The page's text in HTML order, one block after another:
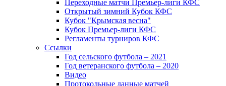
Переходные матчи Премьер-лиги КФС
Открытый зимний Кубок КФС
Кубок "Крымская весна"
Кубок Премьер-лиги КФС
Регламенты турниров КФС
Ссылки
Год сельского футбола – 2021
Год ветеранского футбола – 2020
Видео
Протокольные данные матчей